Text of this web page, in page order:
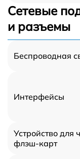
Сетевые
и разъемы
Беспроводная
Интерфейсы
Устройство для
флэш-карт